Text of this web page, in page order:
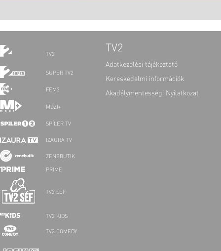
TV2
SUPER TV2
FEM3
MOZI+
SPÍLER TV
IZAURA TV
ZENEBUTIK
PRIME
TV2 SÉF
TV2 KIDS
TV2 COMEDY
TV2
Adatkezelési tájékoztató
Kereskedelmi információk
Akadálymentességi Nyilatkozat